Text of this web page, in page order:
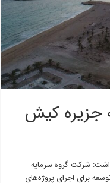
جزیره کیش
شرکت گروه سرمایه
بستر توسعه برای اجرای پروژه‌های